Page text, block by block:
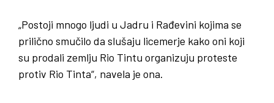
„Postoji mnogo ljudi u Jadru i Rađevini kojima se
prilično smučilo da slušaju licemerje kako oni koji
su prodali zemlju Rio Tintu organizuju proteste
protiv Rio Tinta“, navela je ona.